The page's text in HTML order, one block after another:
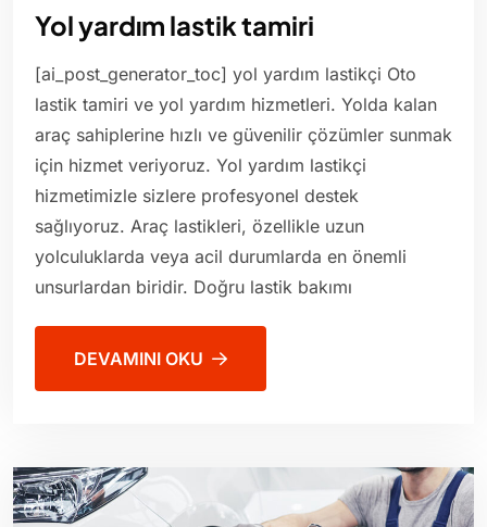
Yol yardım lastik tamiri
[ai_post_generator_toc] yol yardım lastikçi Oto
lastik tamiri ve yol yardım hizmetleri. Yolda kalan
araç sahiplerine hızlı ve güvenilir çözümler sunmak
için hizmet veriyoruz. Yol yardım lastikçi
hizmetimizle sizlere profesyonel destek
sağlıyoruz. Araç lastikleri, özellikle uzun
yolculuklarda veya acil durumlarda en önemli
unsurlardan biridir. Doğru lastik bakımı
DEVAMINI OKU